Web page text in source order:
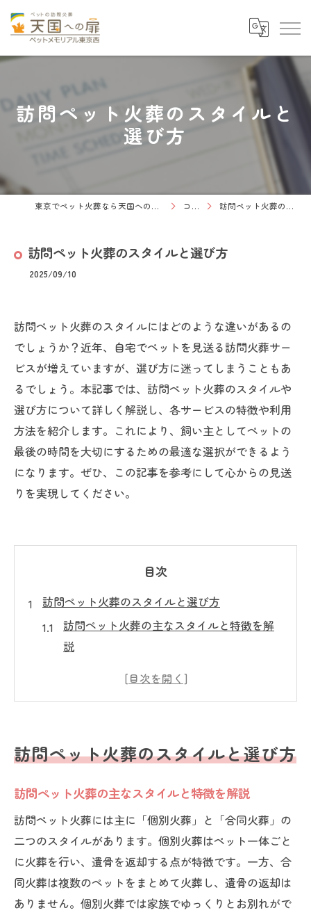
訪問ペット火葬のスタイルと
選び方
東京でペット火葬なら天国への扉 ペットメモリアル東京西 コラム 訪問ペット火葬のスタイルと選び方
訪問ペット火葬のスタイルと選び方
2025/09/10
訪問ペット火葬のスタイルにはどのような違いがあるの
でしょうか？近年、自宅でペットを見送る訪問火葬サー
ビスが増えていますが、選び方に迷ってしまうこともあ
るでしょう。本記事では、訪問ペット火葬のスタイルや
選び方について詳しく解説し、各サービスの特徴や利用
方法を紹介します。これにより、飼い主としてペットの
最後の時間を大切にするための最適な選択ができるよう
になります。ぜひ、この記事を参考にして心からの見送
りを実現してください。
目次
訪問ペット火葬のスタイルと選び方
訪問ペット火葬の主なスタイルと特徴を解
説
訪問ペット火葬を選ぶ際に重視すべきポイ
訪問ペット火葬の流れと利用時の注意点
自宅での訪問ペット火葬の魅力とは
訪問ペット火葬が自宅で選ばれる理由とは
自宅で体験する訪問ペット火葬の安心感
口コミで広がる訪問ペット火葬の魅力
訪問ペット火葬のスタイルと選び方
訪問ペット火葬の主なスタイルと特徴を解説
訪問ペット火葬には主に「個別火葬」と「合同火葬」の
二つのスタイルがあります。個別火葬はペット一体ごと
に火葬を行い、遺骨を返却する点が特徴です。一方、合
同火葬は複数のペットをまとめて火葬し、遺骨の返却は
ありません。個別火葬では家族でゆっくりとお別れがで